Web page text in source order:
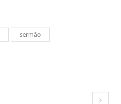
sermão